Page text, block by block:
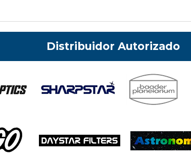
Distribuidor Autorizado